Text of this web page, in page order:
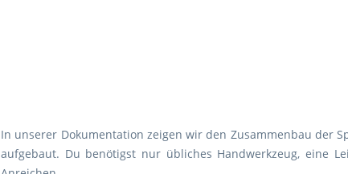
In unserer Dokumentation zeigen wir den Zusammenbau der
aufgebaut. Du benötigst nur übliches Handwerkzeug, eine